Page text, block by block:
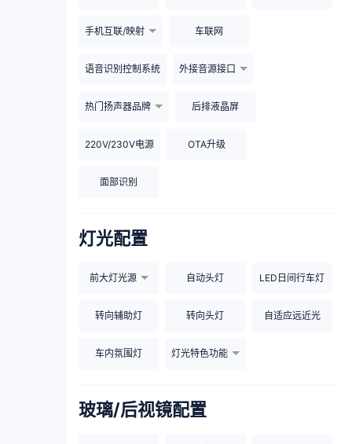
手机互联/映射 车联网
语音识别控制系统 外接音源接口
热门扬声器品牌 后排液晶屏
220V/230V电源 OTA升级
面部识别
灯光配置
前大灯光源 自动头灯 LED日间行车灯
转向辅助灯 转向头灯 自适应远近光
车内氛围灯 灯光特色功能
玻璃/后视镜配置